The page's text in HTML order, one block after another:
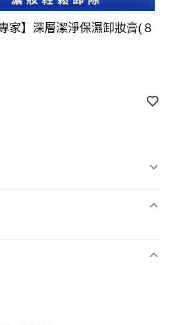
家】深層潔淨保濕卸妝膏(８